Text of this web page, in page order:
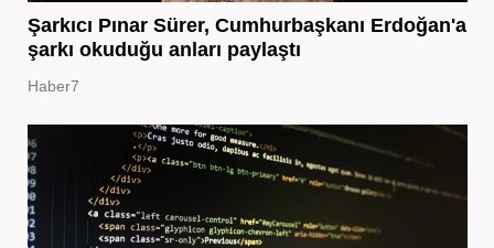
Şarkıcı Pınar Sürer, Cumhurbaşkanı Erdoğan'a
şarkı okuduğu anları paylaştı
Haber7